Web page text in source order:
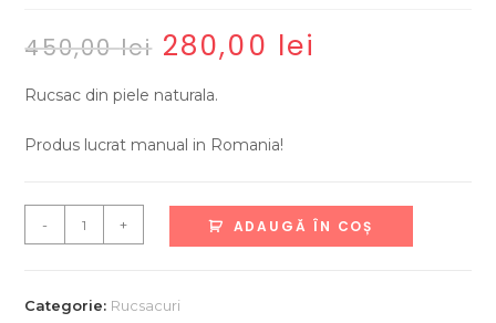
450,00lei Prețul
inițial
fost:
450,00 lei.
280,00 lei
Rucsac din piele naturala.
Produs lucrat manual in Romania!
Cantitate
Rucsac
piele
- + ADAUGĂ ÎN COȘ
Categorie: Rucsacuri